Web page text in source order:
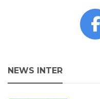
NEWS INTER